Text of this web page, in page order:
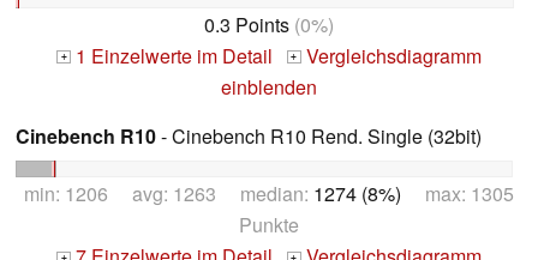
0.3 Points (0%)
+ 1 Einzelwerte im Detail + Vergleichsdiagramm
einblenden
Cinebench R10- Cinebench R10 Rend. Single (32bit)
min: 1206 avg: 1263 median: 1274 (8%) max: 1305
Punkte